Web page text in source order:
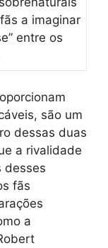
a imaginar
entre os
são um
dessas duas
a rivalidade
desses
fãs
a